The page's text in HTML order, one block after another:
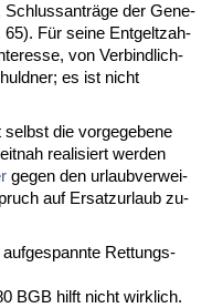
Schluss­anträge der Ge­ne­
65). Für sei­ne Ent­gelt­zah­
von Ver­bind­lich­
es ist nicht
die vor­ge­ge­be­ne
rea­li­siert wer­den
ge­gen den ur­laub­ver­wei­
auf Er­satz­ur­laub zu­
Ret­tungs­
BGB hilft nicht wirk­lich.